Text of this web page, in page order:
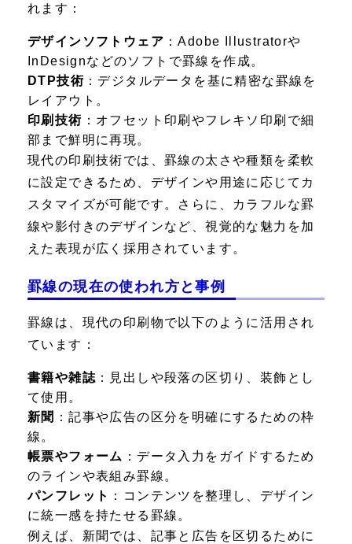
れます：
デザインソフトウェア ：Adobe Illustratorや
InDesignなどのソフトで罫線を作成。
DTP技術 ：デジタルデータを基に精密な罫線を
レイアウト。
印刷技術 ：オフセット印刷やフレキソ印刷で細
部まで鮮明に再現。
現代の印刷技術では、罫線の太さや種類を柔軟
に設定できるため、デザインや用途に応じてカ
スタマイズが可能です。さらに、カラフルな罫
線や影付きのデザインなど、視覚的な魅力を加
えた表現が広く採用されています。
罫線の現在の使われ方と事例
罫線は、現代の印刷物で以下のように活用され
ています：
書籍や雑誌 ：見出しや段落の区切り、装飾とし
て使用。
新聞
：記事や広告の区分を明確にするための枠
線。
帳票やフォーム ：データ入力をガイドするため
のラインや表組み罫線。
パンフレット
：コンテンツを整理し、デザイン
に統一感を持たせる罫線。
例えば、新聞では、記事と広告を区切るために